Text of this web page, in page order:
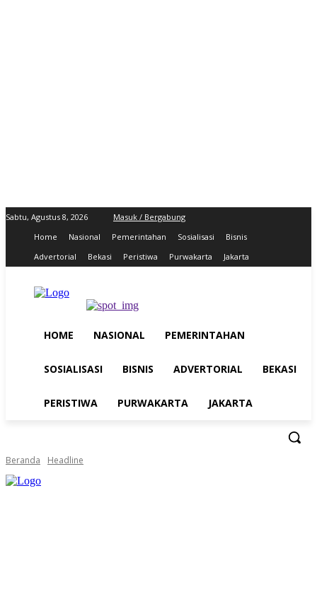
Sabtu, Agustus 8, 2026
Masuk / Bergabung
Home
Nasional Pemerintahan Sosialisasi
Bisnis
Advertorial
Bekasi Peristiwa Purwakarta Jakarta
HOME NASIONAL PEMERINTAHAN
SOSIALISASI BISNIS ADVERTORIAL BEKASI
PERISTIWA PURWAKARTA JAKARTA
Beranda Headline